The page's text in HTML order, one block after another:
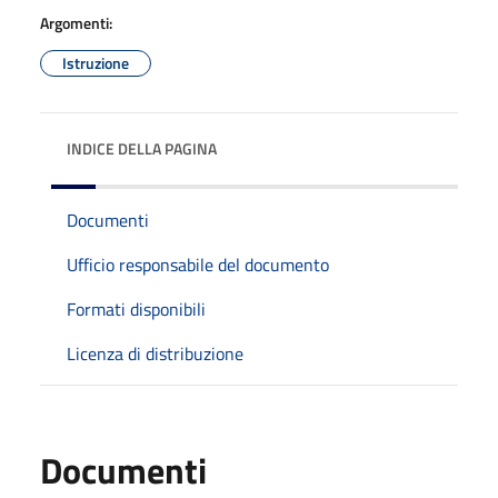
Argomenti:
Istruzione
INDICE DELLA PAGINA
Documenti
Ufficio responsabile del documento
Formati disponibili
Licenza di distribuzione
Documenti